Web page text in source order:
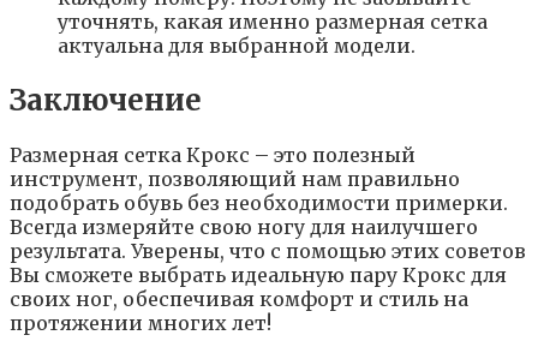
уточнять, какая именно размерная сетка
актуальна для выбранной модели.
Заключение
Размерная сетка Крокс – это полезный
инструмент, позволяющий нам правильно
подобрать обувь без необходимости примерки.
Всегда измеряйте свою ногу для наилучшего
результата. Уверены, что с помощью этих советов
Вы сможете выбрать идеальную пару Крокс для
своих ног, обеспечивая комфорт и стиль на
протяжении многих лет!